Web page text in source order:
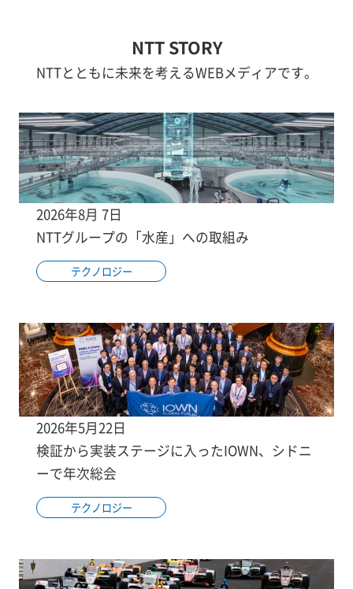
NTT STORY
NTTとともに未来を考えるWEBメディアです。
2026年8月 7日
NTTグループの「水産」への取組み
テクノロジー
2026年5月22日
検証から実装ステージに入ったIOWN、シドニ
ーで年次総会
テクノロジー